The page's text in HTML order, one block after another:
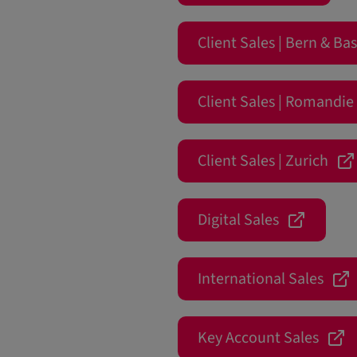
Client Sales | Bern &
Client Sales | Romandie
Client Sales | Zurich
Digital Sales
International Sales
Key Account Sales